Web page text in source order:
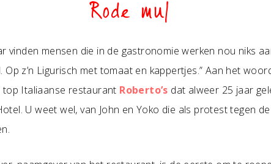
Rode mul
vinden mensen die in de gastronomie werken nou niks
Op z’n Ligurisch met tomaat en kappertjes.” Aan het
top Italiaanse restaurant Roberto’s dat alweer 25 jaar
U weet wel, van John en Yoko die als protest tegen